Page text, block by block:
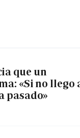
que un
«Si no llego
pasado»